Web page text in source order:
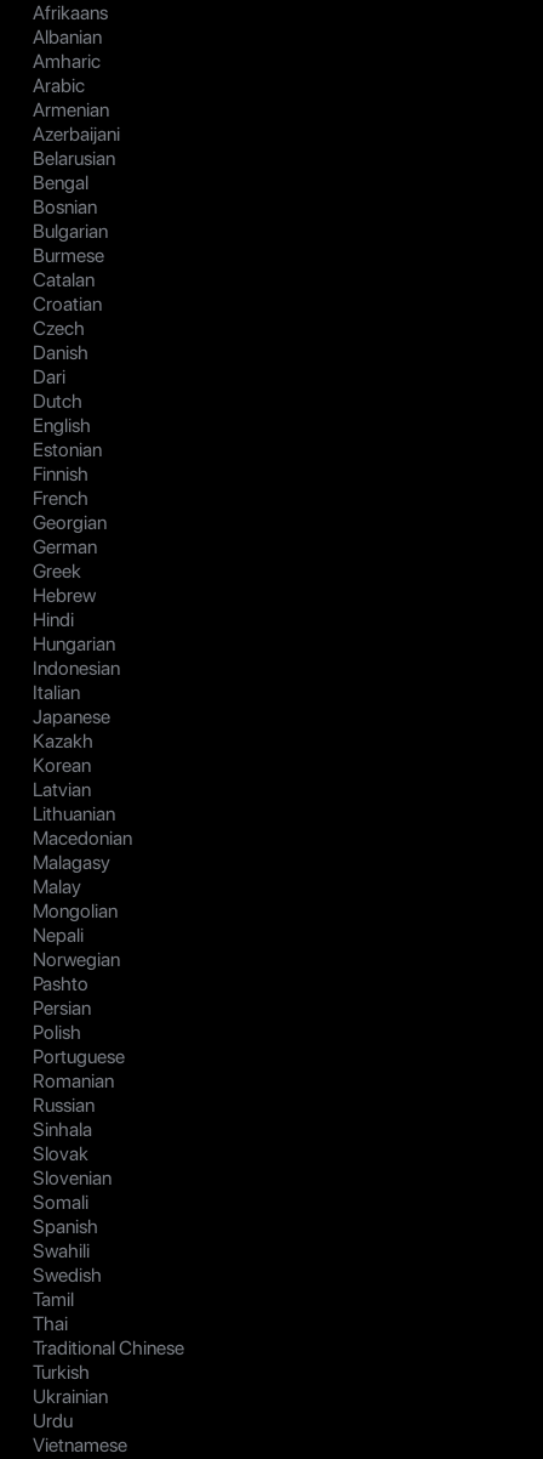
Afrikaans
Albanian
Amharic
Arabic
Armenian
Azerbaijani
Belarusian
Bengal
Bosnian
Bulgarian
Burmese
Catalan
Croatian
Czech
Danish
Dari
Dutch
English
Estonian
Finnish
French
Georgian
German
Greek
Hebrew
Hindi
Hungarian
Indonesian
Italian
Japanese
Kazakh
Korean
Latvian
Lithuanian
Macedonian
Malagasy
Malay
Mongolian
Nepali
Norwegian
Pashto
Persian
Polish
Portuguese
Romanian
Russian
Sinhala
Slovak
Slovenian
Somali
Spanish
Swahili
Swedish
Tamil
Thai
Traditional Chinese
Turkish
Ukrainian
Urdu
Vietnamese